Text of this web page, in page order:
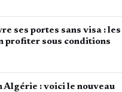
ses portes sans visa : les
profiter sous conditions
Algérie : voici le nouveau